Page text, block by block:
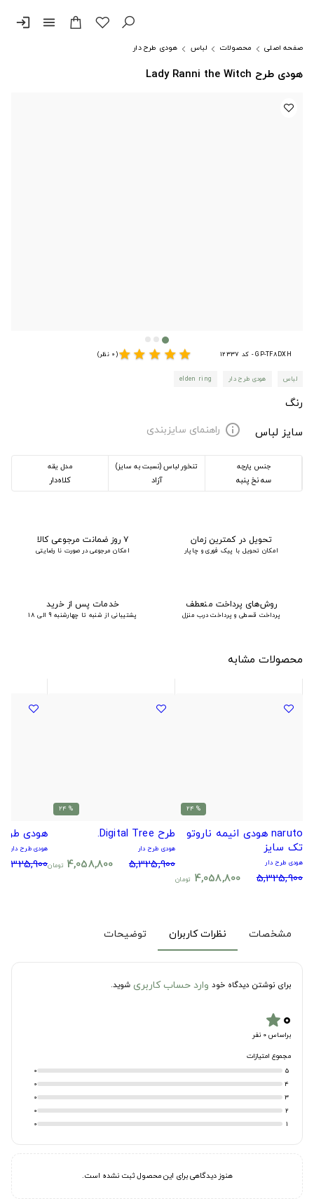
menu
login
صفحه اصلی محصولات لباس هودی طرح دار
هودی طرح Lady Ranni the Witch
GP-TF8DXH - کد 12337 star
star
star
star
star(0 نظر)
لباس هودی طرح دار elden ring
رنگ
سایز لباس
info راهنمای سایزبندی
جنس پارچه
سه نخ پنبه
تنخور لباس (نسبت به سایز)
آزاد
مدل یقه
کلاه‌دار
تحویل در کمترین زمان
امکان تحویل با پیک فوری و چاپار
۷ روز ضمانت مرجوعی کالا
امکان مرجوعی در صورت نا رضایتی
روش‌های پرداخت منعطف
پرداخت قسطی و پرداخت درب منزل
خدمات پس از خرید
پشتیبانی از شنبه تا چهارشنبه 9 الی 18
محصولات مشابه
% 24
naruto هودی انیمه ناروتو
تک سایز
هودی طرح دار
5,325,900
4,058,800 تومان
% 24
طرح Digital Tree.
هودی طرح دار
5,325,900
4,058,800 تومان
هودی
هودی طرح دار
5,325,900
مشخصات نظرات کاربران توضیحات
برای نوشتن دیدگاه خود وارد حساب کاربری شوید.
۰star
براساس 0 نفر
مجموع امتیازات
5
0
4
0
3
0
2
0
1
0
هنوز دیدگاهی برای این محصول ثبت نشده است.